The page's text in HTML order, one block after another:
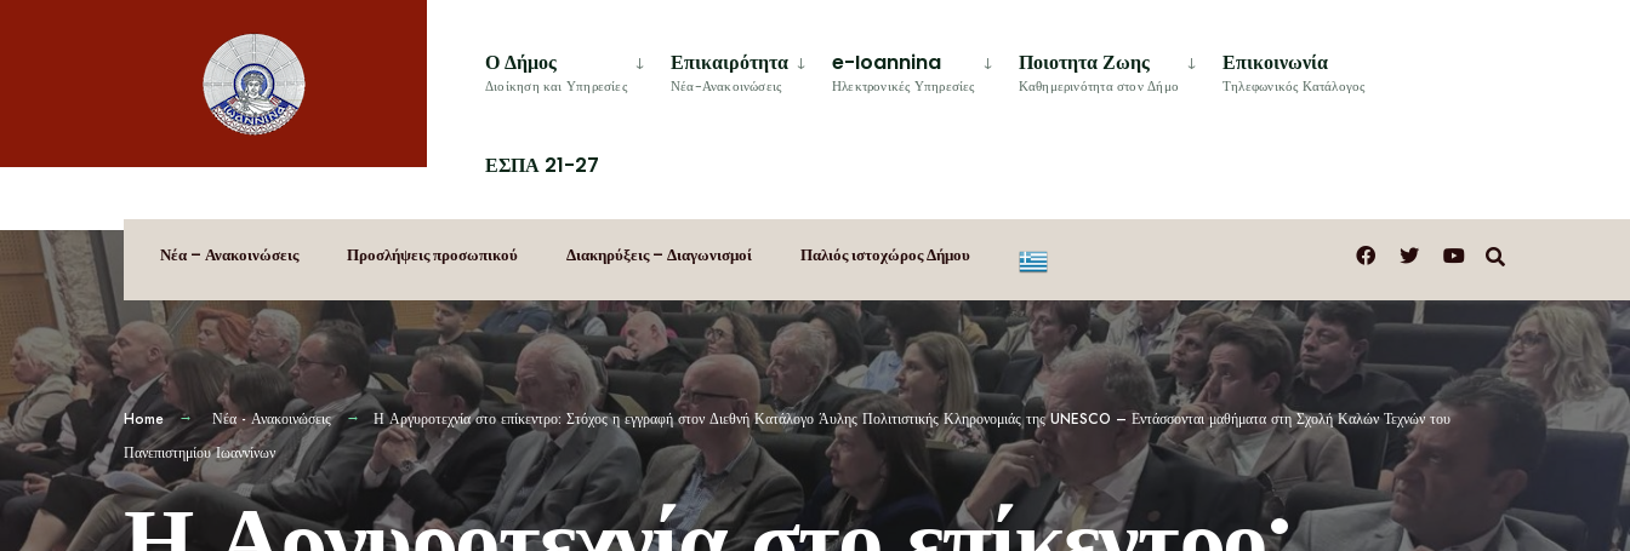
Ο Δήμος
Διοίκηση και Υπηρεσίες
Επικαιρότητα
Νέα-Ανακοινώσεις
e-Ioannina
Ηλεκτρονικές Υπηρεσίες
Ποιοτητα Ζωης
Καθημερινότητα στον Δήμο
Επικοινωνία
Τηλεφωνικός Κατάλογος
ΕΣΠΑ 21-27
Νέα – Ανακοινώσεις Προσλήψεις προσωπικού Διακηρύξεις – Διαγωνισμοί Παλιός ιστοχώρος Δήμου
Home Νέα - Ανακοινώσεις
Η Αργυροτεχνία στο επίκεντρο: Στόχος η εγγραφή στον Διεθνή Κατάλογο Άυλης Πολιτιστικής Κληρονομιάς της UNESCO – Εντάσσονται μαθήματα στη Σχολή Καλών Τεχνών του
Πανεπιστημίου Ιωαννίνων